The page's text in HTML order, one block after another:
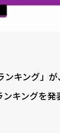
キング」
キングを発